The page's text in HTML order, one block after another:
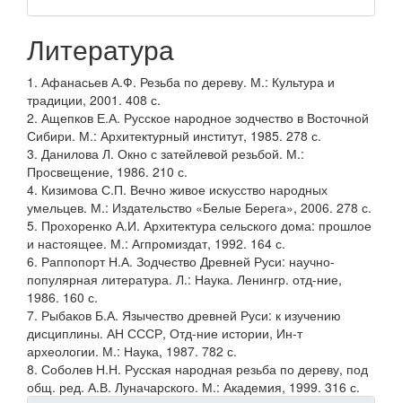
Литература
1. Афанасьев А.Ф. Резьба по дереву. М.: Культура и
традиции, 2001. 408 с.
2. Ащепков Е.А. Русское народное зодчество в Восточной
Сибири. М.: Архитектурный институт, 1985. 278 с.
3. Данилова Л. Окно с затейлевой резьбой. М.:
Просвещение, 1986. 210 с.
4. Кизимова С.П. Вечно живое искусство народных
умельцев. М.: Издательство «Белые Берега», 2006. 278 с.
5. Прохоренко А.И. Архитектура сельского дома: прошлое
и настоящее. М.: Агпромиздат, 1992. 164 с.
6. Раппопорт Н.А. Зодчество Древней Руси: научно-
популярная литература. Л.: Наука. Ленингр. отд-ние,
1986. 160 с.
7. Рыбаков Б.А. Язычество древней Руси: к изучению
дисциплины. АН СССР, Отд-ние истории, Ин-т
археологии. М.: Наука, 1987. 782 с.
8. Соболев Н.Н. Русская народная резьба по дереву, под
общ. ред. А.В. Луначарского. М.: Академия, 1999. 316 с.